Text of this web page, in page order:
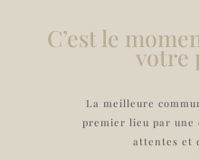
C’est le
votre
La meilleure
premier lieu par une
attentes et